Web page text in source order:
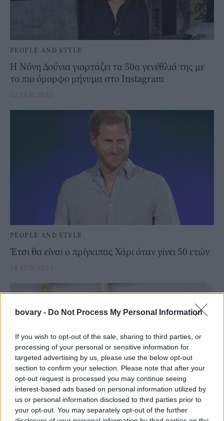
bovary - Do Not Process My Personal Information
If you wish to opt-out of the sale, sharing to third parties, or
processing of your personal or sensitive information for
targeted advertising by us, please use the below opt-out
section to confirm your selection. Please note that after your
opt-out request is processed you may continue seeing
interest-based ads based on personal information utilized by
us or personal information disclosed to third parties prior to
your opt-out. You may separately opt-out of the further
PEOPLE AND STYLE
H Nόνη Δούνια γιορτάζει τα 50α γενέθλιά της με
το πιο όμορφο μήνυμα στο Instagram
12 JAN 2022
PEOPLE AND STYLE
Έτσι θα είναι ο πρίγκιπας Χάρι όταν γίνει 50 ετών
18 JUN 2021
PEOPLE AND STYLE